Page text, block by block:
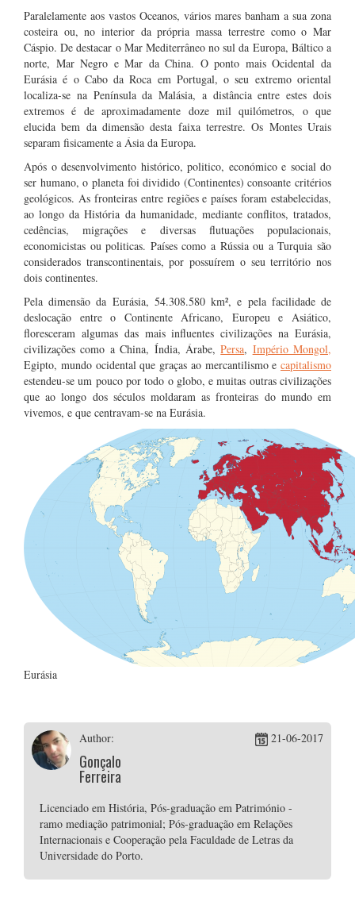
Paralelamente aos vastos Oceanos, vários mares banham a sua zona
costeira ou, no interior da própria massa terrestre como o Mar
Cáspio. De destacar o Mar Mediterrâneo no sul da Europa, Báltico a
norte, Mar Negro e Mar da China. O ponto mais Ocidental da
Eurásia é o Cabo da Roca em Portugal, o seu extremo oriental
localiza-se na Península da Malásia, a distância entre estes dois
extremos é de aproximadamente doze mil quilómetros, o que
elucida bem da dimensão desta faixa terrestre. Os Montes Urais
separam fisicamente a Ásia da Europa.
Após o desenvolvimento histórico, politico, económico e social do
ser humano, o planeta foi dividido (Continentes) consoante critérios
geológicos. As fronteiras entre regiões e países foram estabelecidas,
ao longo da História da humanidade, mediante conflitos, tratados,
cedências, migrações e diversas flutuações populacionais,
economicistas ou politicas. Países como a Rússia ou a Turquia são
considerados transcontinentais, por possuírem o seu território nos
dois continentes.
Pela dimensão da Eurásia, 54.308.580 km², e pela facilidade de
deslocação entre o Continente Africano, Europeu e Asiático,
floresceram algumas das mais influentes civilizações na Eurásia,
civilizações como a China, Índia, Árabe,Persa, Império Mongol,
Egipto, mundo ocidental que graças ao mercantilismo e capitalismo
estendeu-se um pouco por todo o globo, e muitas outras civilizações
que ao longo dos séculos moldaram as fronteiras do mundo em
vivemos, e que centravam-se na Eurásia.
Eurásia
Author:
Gonçalo
Ferreira
21-06-2017
Licenciado em História, Pós-graduação em Património -
ramo mediação patrimonial; Pós-graduação em Relações
Internacionais e Cooperação pela Faculdade de Letras da
Universidade do Porto.